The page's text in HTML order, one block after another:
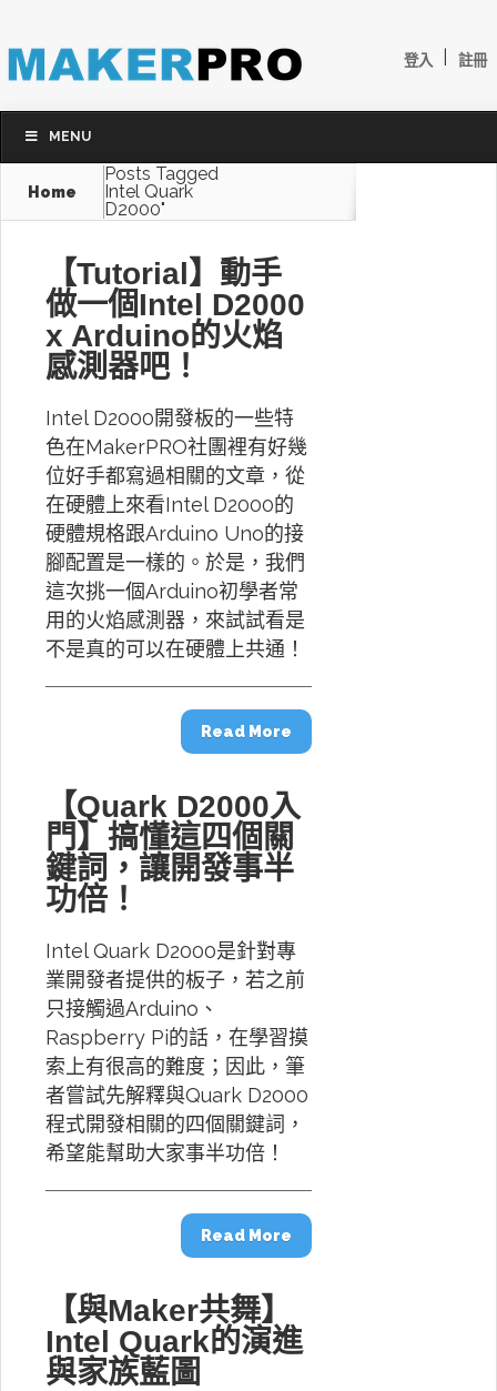
登入 註冊
MENU
Home
Posts Tagged
Intel Quark
D2000"
【Tutorial】動手
做一個Intel D2000
x Arduino的火焰
感測器吧！
Intel D2000開發板的一些特
色在MakerPRO社團裡有好幾
位好手都寫過相關的文章，從
在硬體上來看Intel D2000的
硬體規格跟Arduino Uno的接
腳配置是一樣的。於是，我們
這次挑一個Arduino初學者常
用的火焰感測器，來試試看是
不是真的可以在硬體上共通！
Read More
【Quark D2000入
門】搞懂這四個關
鍵詞，讓開發事半
功倍！
Intel Quark D2000是針對專
業開發者提供的板子，若之前
只接觸過Arduino、
Raspberry Pi的話，在學習摸
索上有很高的難度；因此，筆
者嘗試先解釋與Quark D2000
程式開發相關的四個關鍵詞，
希望能幫助大家事半功倍！
Read More
【與Maker共舞】
Intel Quark的演進
與家族藍圖